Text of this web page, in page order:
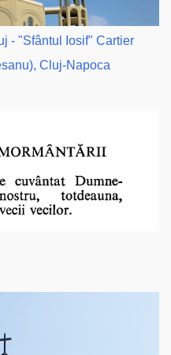
- "Sfântul Iosif" Cartier
Cluj-Napoca